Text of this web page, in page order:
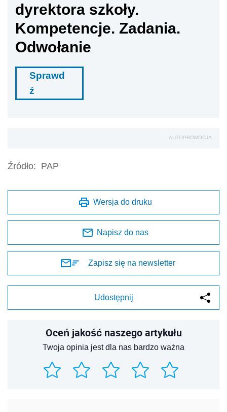
dyrektora szkoły.
Kompetencje. Zadania.
Odwołanie
Sprawd
ź
AUTOPROMOCJA
Źródło: PAP
Wersja do druku
Napisz do nas
Zapisz się na newsletter
Udostępnij
Oceń jakość naszego artykułu
Twoja opinia jest dla nas bardzo ważna